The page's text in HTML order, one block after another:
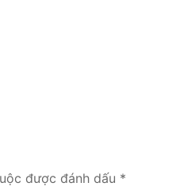
được đánh dấu *